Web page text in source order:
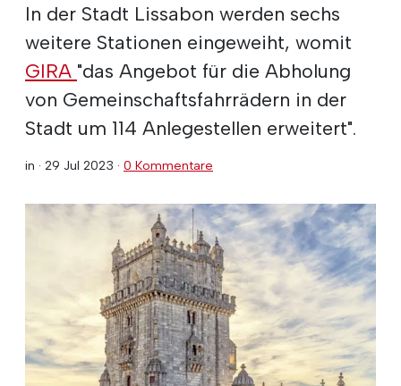
In der Stadt Lissabon werden sechs
weitere Stationen eingeweiht, womit
GIRA "das Angebot für die Abholung
von Gemeinschaftsfahrrädern in der
Stadt um 114 Anlegestellen erweitert".
in · 29 Jul 2023 · 0 Kommentare